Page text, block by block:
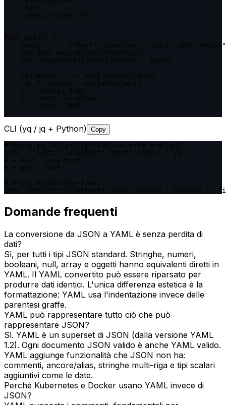
jsonStr :=
CLI (yq / jq + Python) Copy
echo '{"host":"localhost","port":3000}' | python3 -c
Domande frequenti
La conversione da JSON a YAML è senza perdita di
dati?
Sì, per tutti i tipi JSON standard. Stringhe, numeri,
booleani, null, array e oggetti hanno equivalenti diretti in
YAML. Il YAML convertito può essere riparsato per
produrre dati identici. L'unica differenza estetica è la
formattazione: YAML usa l'indentazione invece delle
parentesi graffe.
YAML può rappresentare tutto ciò che può
rappresentare JSON?
Sì. YAML è un superset di JSON (dalla versione YAML
1.2). Ogni documento JSON valido è anche YAML valido.
YAML aggiunge funzionalità che JSON non ha:
commenti, ancore/alias, stringhe multi-riga e tipi scalari
aggiuntivi come le date.
Perché Kubernetes e Docker usano YAML invece di
JSON?